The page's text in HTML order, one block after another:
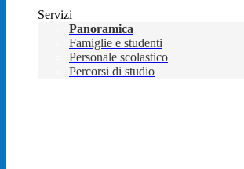
Servizi
Panoramica
Famiglie e studenti
Personale scolastico
Percorsi di studio